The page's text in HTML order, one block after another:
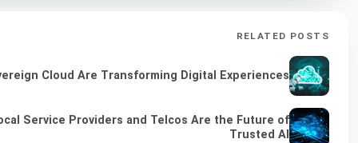
RELATED POSTS
Cloud Are Transforming Digital Experiences
Service Providers and Telcos Are the Future of
Trusted AI